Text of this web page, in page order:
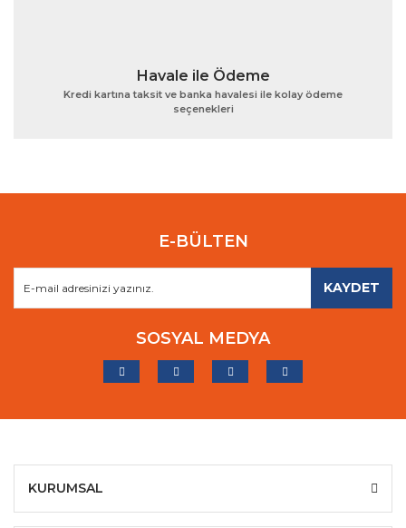
Havale ile Ödeme
Kredi kartına taksit ve banka havalesi ile kolay ödeme
seçenekleri
E-BÜLTEN
KAYDET
SOSYAL MEDYA
KURUMSAL